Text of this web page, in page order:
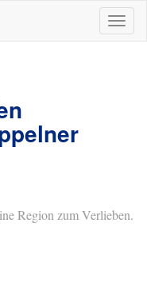
ein-/
Region zum Verlieben.